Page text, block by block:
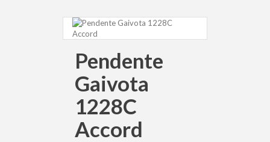
Pendente
Gaivota
1228C
Accord